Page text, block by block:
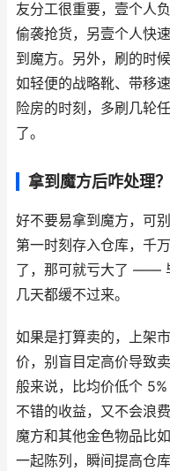
友分工很重要，壹个人
偷袭抢货，另壹个人快
到魔方。另外，刷的时
如轻便的战略靴、带移
险房的时刻，多刷几轮
了。
拿到魔方后咋处理
好不要易拿到魔方，可
第一时刻存入仓库，千
了，那可就亏大了 ——
几天都缓不过来。
如果是打算卖的，上架
价，别盲目定高价导致
般来说，比均价低个
不错的收益，又不会浪
魔方和其他金色物品比
一起陈列，瞬间提高仓